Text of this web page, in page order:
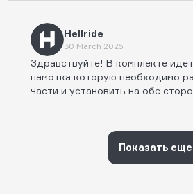
Hellride
30 March 2025
Здравствуйте! В комплекте
намотка которую необходимо
части и установить на обе
Показать еще